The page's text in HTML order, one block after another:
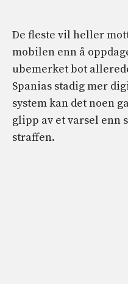
De fleste vil heller
mobilen enn å
ubemerket bot
Spanias stadig mer
system kan det noen
glipp av et varsel enn
straffen.